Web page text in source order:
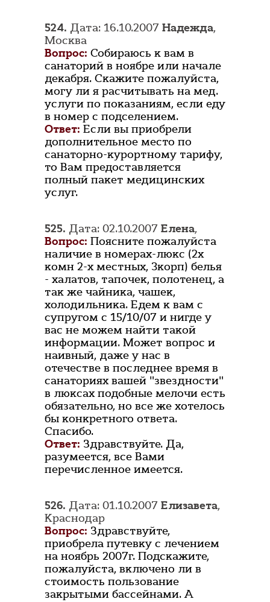
524. Дата: 16.10.2007 Надежда,
Москва
Вопрос: Собираюсь к вам в
санаторий в ноябре или начале
декабря. Скажите пожалуйста,
могу ли я расчитывать на мед.
услуги по показаниям, если еду
в номер с подселением.
Ответ: Если вы приобрели
дополнительное место по
санаторно-курортному тарифу,
то Вам предоставляется
полный пакет медицинских
услуг.
525. Дата: 02.10.2007 Елена,
Вопрос: Поясните пожалуйста
наличие в номерах-люкс (2х
комн 2-х местных, 3корп) белья
- халатов, тапочек, полотенец, а
так же чайника, чашек,
холодильника. Едем к вам с
супругом с 15/10/07 и нигде у
вас не можем найти такой
информации. Может вопрос и
наивный, даже у нас в
отечестве в последнее время в
санаториях вашей "звездности"
в люксах подобные мелочи есть
обязательно, но все же хотелось
бы конкретного ответа.
Спасибо.
Ответ: Здравствуйте. Да,
разумеется, все Вами
перечисленное имеется.
526. Дата: 01.10.2007 Елизавета,
Краснодар
Вопрос: Здравствуйте,
приобрела путевку с лечением
на ноябрь 2007г. Подскажите,
пожалуйста, включено ли в
стоимость пользование
закрытыми бассейнами. А